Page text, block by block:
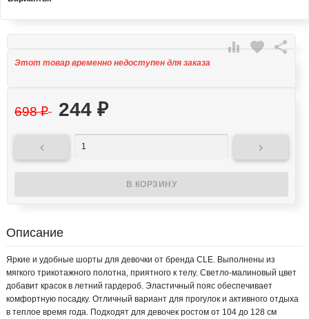
 favorite 
Этот товар временно недоступен для заказа
698₽ 244 ₽
 
Описание
Яркие и удобные шорты для девочки от бренда CLE. Выполнены из
мягкого трикотажного полотна, приятного к телу. Светло-малиновый цвет
добавит красок в летний гардероб. Эластичный пояс обеспечивает
комфортную посадку. Отличный вариант для прогулок и активного отдыха
в теплое время года. Подходят для девочек ростом от 104 до 128 см